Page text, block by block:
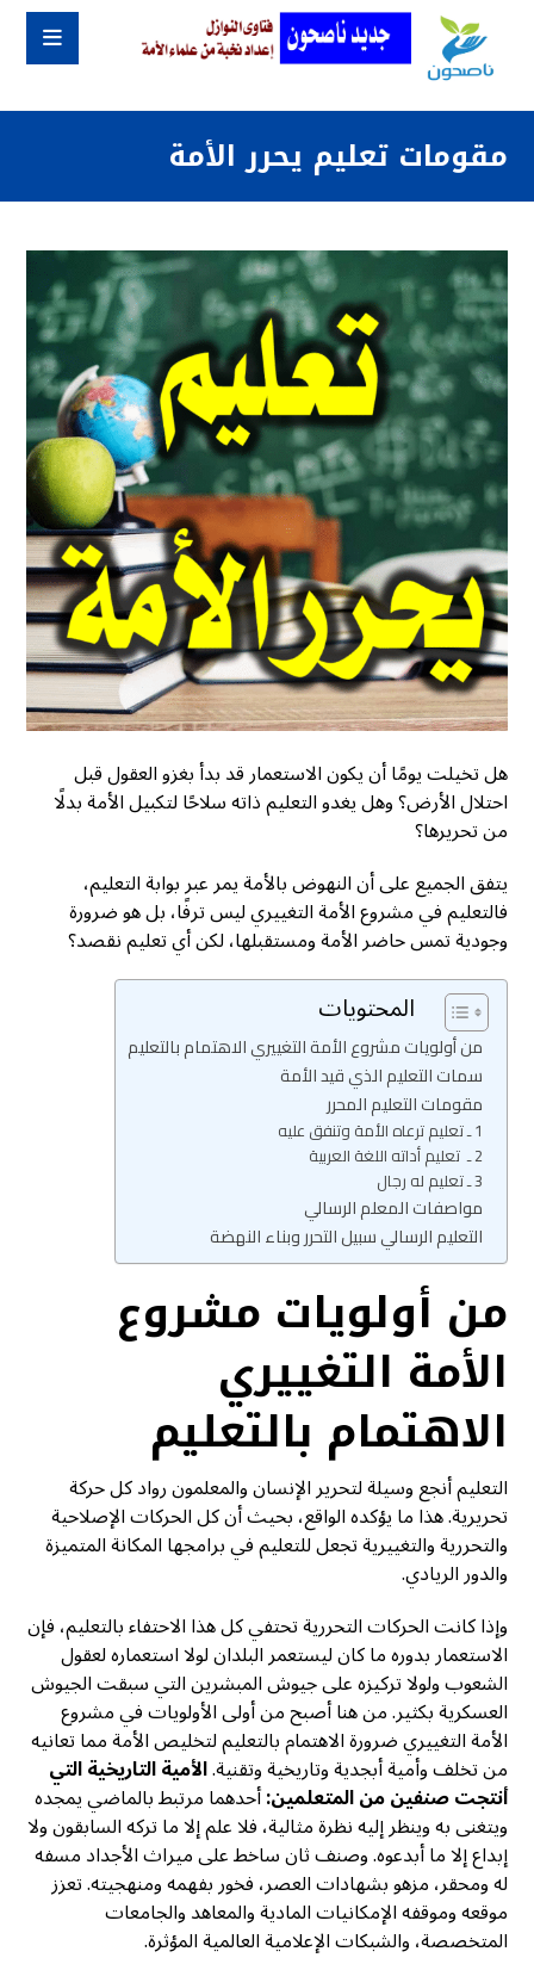
مقومات تعليم يحرر الأمة
هل تخيلت يومًا أن يكون الاستعمار قد بدأ بغزو العقول قبل
احتلال الأرض؟ وهل يغدو التعليم ذاته سلاحًا لتكبيل الأمة بدلًا
من تحريرها؟
يتفق الجميع على أن النهوض بالأمة يمر عبر بوابة التعليم،
فالتعليم في مشروع الأمة التغييري ليس ترفًا، بل هو ضرورة
وجودية تمس حاضر الأمة ومستقبلها، لكن أي تعليم نقصد؟
المحتويات
من أولويات مشروع الأمة التغييري الاهتمام بالتعليم
سمات التعليم الذي قيد الأمة
مقومات التعليم المحرر
1 ـ تعليم ترعاه الأمة وتنفق عليه
2 ـ تعليم أداته اللغة العربية
3 ـ تعليم له رجال
مواصفات المعلم الرسالي
التعليم الرسالي سبيل التحرر وبناء النهضة
من أولويات مشروع
الأمة التغييري
الاهتمام بالتعليم
التعليم أنجع وسيلة لتحرير الإنسان والمعلمون رواد كل حركة
تحريرية. هذا ما يؤكده الواقع، بحيث أن كل الحركات الإصلاحية
والتحررية والتغييرية تجعل للتعليم في برامجها المكانة المتميزة
والدور الريادي.
وإذا كانت الحركات التحررية تحتفي كل هذا الاحتفاء بالتعليم، فإن
الاستعمار بدوره ما كان ليستعمر البلدان لولا استعماره لعقول
الشعوب ولولا تركيزه على جيوش المبشرين التي سبقت الجيوش
العسكرية بكثير. من هنا أصبح من أولى الأولويات في مشروع
الأمة التغييري ضرورة الاهتمام بالتعليم لتخليص الأمة مما تعانيه
من تخلف وأمية أبجدية وتاريخية وتقنية.الأمية التاريخية التي
أنتجت صنفين من المتعلمين:أحدهما مرتبط بالماضي يمجده
ويتغنى به وينظر إليه نظرة مثالية، فلا علم إلا ما تركه السابقون ولا
إبداع إلا ما أبدعوه. وصنف ثان ساخط على ميراث الأجداد مسفه
له ومحقر، مزهو بشهادات العصر، فخور بفهمه ومنهجيته. تعزز
موقعه وموقفه الإمكانيات المادية والمعاهد والجامعات
المتخصصة، والشبكات الإعلامية العالمية المؤثرة.